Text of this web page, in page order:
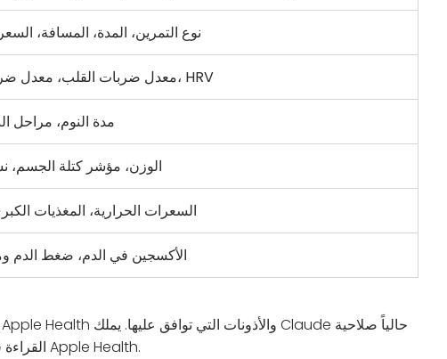
نوع التمرين، المدة، المسافة،
معدل ضربات القلب، معدل ضربات القلب أثناء الراحة، HRV
مدة النوم، مراحل
الوزن، مؤشر كتلة الجسم،
السعرات الحرارية، المغذيات
الأكسجين في الدم، ضغط الدم
القراءة فقط، وبالتالي لا يمكنه كتابة أي شيء مرة أخرى في Apple Health.